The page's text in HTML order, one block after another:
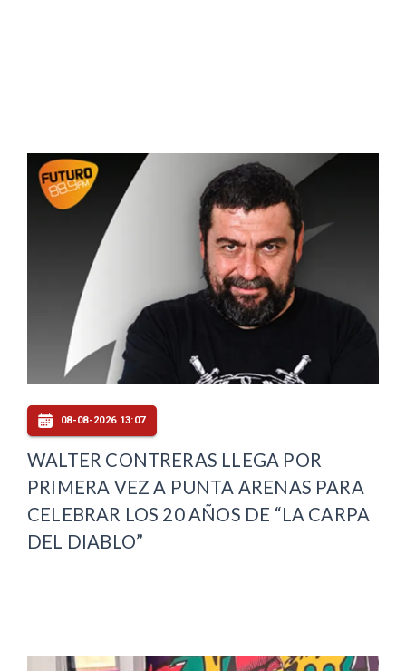
08-08-2026 13:07
WALTER CONTRERAS LLEGA POR
PRIMERA VEZ A PUNTA ARENAS PARA
CELEBRAR LOS 20 AÑOS DE “LA CARPA
DEL DIABLO”